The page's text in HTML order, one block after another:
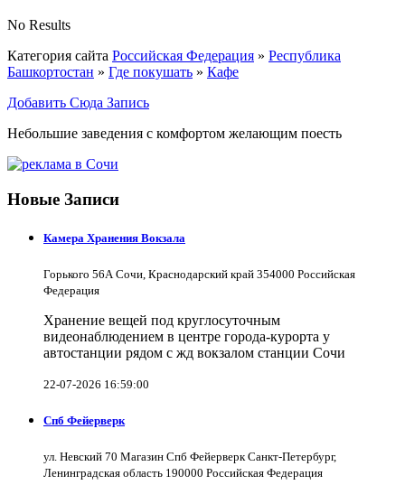
No Results
Категория сайта Российская Федерация » Республика
Башкортостан » Где покушать » Кафе
Добавить Сюда Запись
Небольшие заведения с комфортом желающим поесть
Новые Записи
Камера Хранения Вокзала
Горького 56А Сочи, Краснодарский край 354000 Российская
Федерация
Хранение вещей под круглосуточным
видеонаблюдением в центре города-курорта у
автостанции рядом с жд вокзалом станции Сочи
22-07-2026 16:59:00
Спб Фейерверк
ул. Невский 70 Магазин Спб Фейерверк Санкт-Петербург,
Ленинградская область 190000 Российская Федерация